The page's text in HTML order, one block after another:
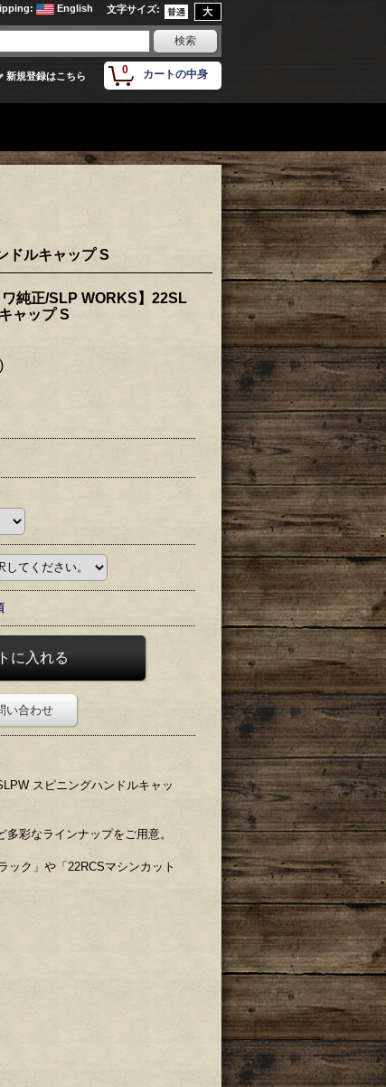
文字サイズ:
: English
0 カートの中身
新規登録はこちら
ドルキャップ S
純正/SLP WORKS】22SL
ャップ S
い合わせ
スピニングハンドルキャッ
彩なラインナップをご用意。
ック」や「22RCSマシンカット